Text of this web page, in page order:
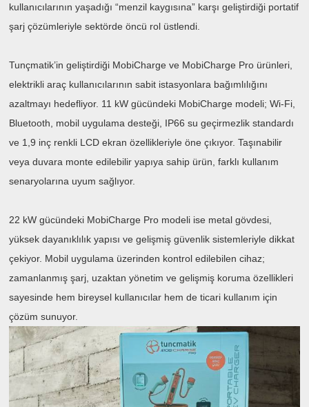
kullanıcılarının yaşadığı “menzil kaygısına” karşı geliştirdiği portatif
şarj çözümleriyle sektörde öncü rol üstlendi.
Tunçmatik’in geliştirdiği MobiCharge ve MobiCharge Pro ürünleri,
elektrikli araç kullanıcılarının sabit istasyonlara bağımlılığını
azaltmayı hedefliyor. 11 kW gücündeki MobiCharge modeli; Wi-Fi,
Bluetooth, mobil uygulama desteği, IP66 su geçirmezlik standardı
ve 1,9 inç renkli LCD ekran özellikleriyle öne çıkıyor. Taşınabilir
veya duvara monte edilebilir yapıya sahip ürün, farklı kullanım
senaryolarına uyum sağlıyor.
22 kW gücündeki MobiCharge Pro modeli ise metal gövdesi,
yüksek dayanıklılık yapısı ve gelişmiş güvenlik sistemleriyle dikkat
çekiyor. Mobil uygulama üzerinden kontrol edilebilen cihaz;
zamanlanmış şarj, uzaktan yönetim ve gelişmiş koruma özellikleri
sayesinde hem bireysel kullanıcılar hem de ticari kullanım için
çözüm sunuyor.